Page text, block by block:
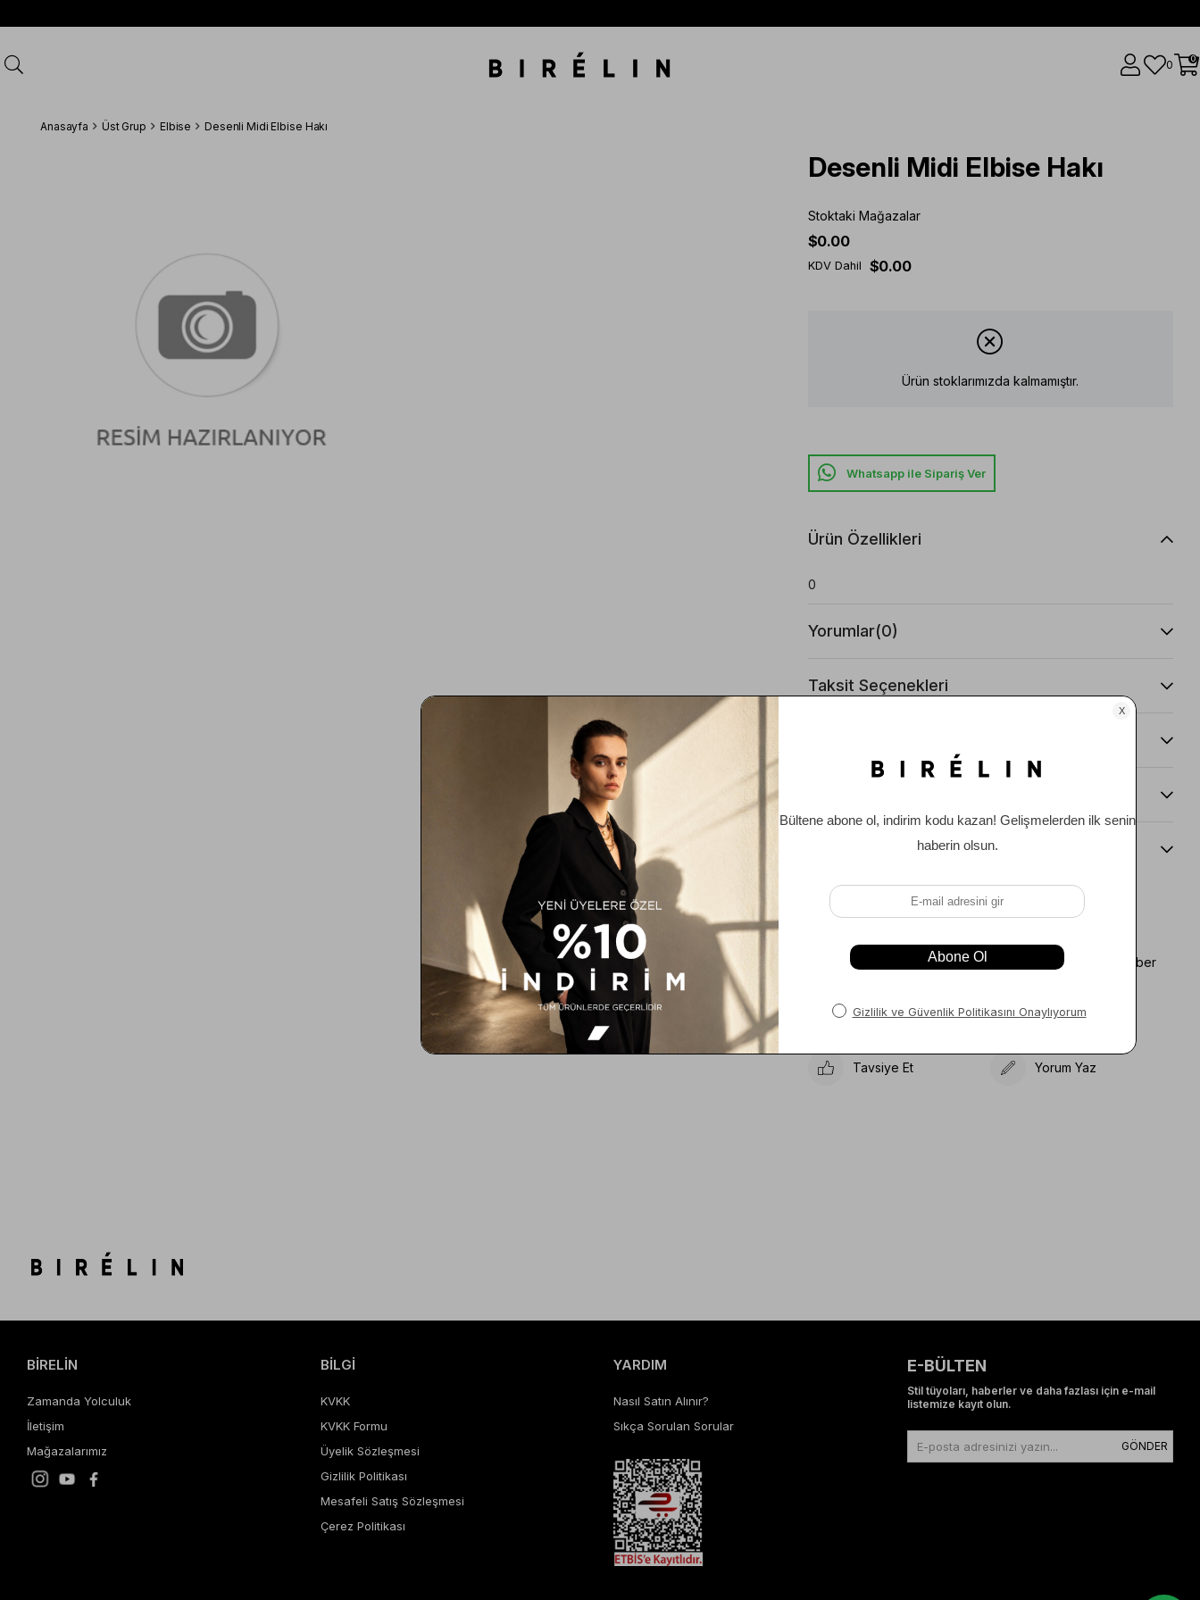
0 0
Anasayfa Üst Grup Elbise Desenli Midi Elbise Hakı
Desenli Midi Elbise Hakı
Stoktaki Mağazalar
$0.00
KDV Dahil $0.00
Ürün stoklarımızda kalmamıştır.
Whatsapp ile Sipariş Ver
Ürün Özellikleri
0
Yorumlar(0)
Taksit Seçenekleri
Beden Kılavuzu
Favorilere Ekle Koleksiyona Ekle
Karşılaştır
Fiyat Düşünce Haber
Gelince Haber Ver
Tavsiye Et Yorum Yaz
BİRELİN
Zamanda Yolculuk
İletişim
Mağazalarımız
BİLGİ
KVKK
KVKK Formu
Üyelik Sözleşmesi
Gizlilik Politikası
Mesafeli Satış Sözleşmesi
Çerez Politikası
YARDIM
Nasıl Satın Alınır?
Sıkça Sorulan Sorular
E-BÜLTEN
Stil tüyoları, haberler ve daha fazlası için e-mail
listemize kayıt olun.
GÖNDER